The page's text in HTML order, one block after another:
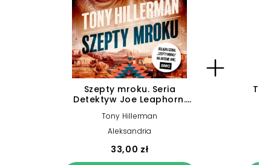
Szepty mroku. Seria
Detektyw Joe Leaphorn.
Tony Hillerman
Aleksandria
33,00 zł